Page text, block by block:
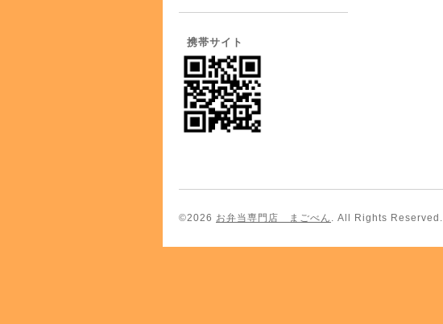
携帯サイト
©2026 お弁当専門店 まごべん . All Rights Reserved.